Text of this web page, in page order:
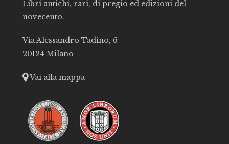
Libri antichi, rari, di pregio ed edizioni del
novecento.
Via Alessandro Tadino, 6
20124 Milano
Vai alla mappa